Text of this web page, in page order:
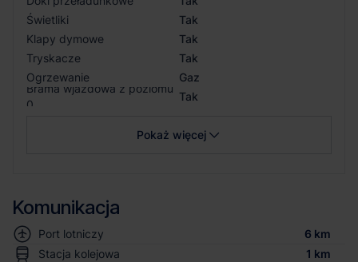
Świetliki
Tak
Klapy dymowe
Tak
Tryskacze
Tak
Ogrzewanie
Gaz
Brama wjazdowa z poziomu
0
Tak
Pokaż więcej
Komunikacja
Port lotniczy
6 km
Stacja kolejowa
1 km